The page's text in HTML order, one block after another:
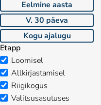
Eelmine aasta
V. 30 päeva
Kogu ajalugu
Etapp
Loomisel
Allkirjastamisel
Riigikogus
Valitsusasutuses